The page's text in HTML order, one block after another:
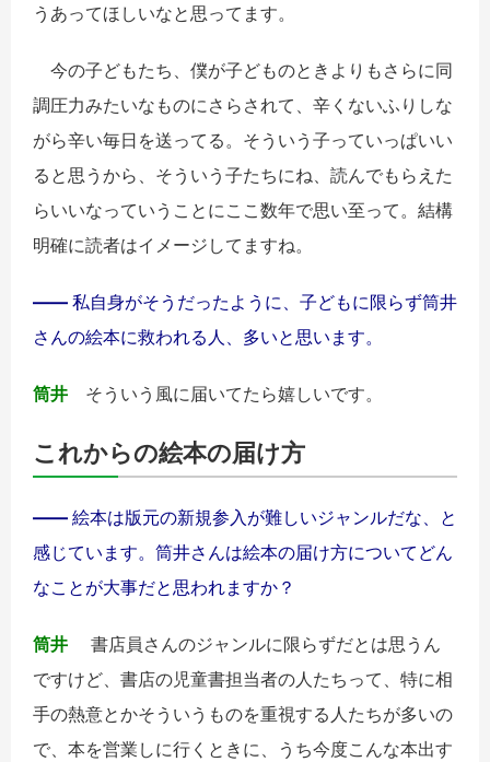
うあってほしいなと思ってます。
今の子どもたち、僕が子どものときよりもさらに同
調圧力みたいなものにさらされて、辛くないふりしな
がら辛い毎日を送ってる。そういう子っていっぱいい
ると思うから、そういう子たちにね、読んでもらえた
らいいなっていうことにここ数年で思い至って。結構
明確に読者はイメージしてますね。
―― 私自身がそうだったように、子どもに限らず筒井
さんの絵本に救われる人、多いと思います。
筒井 そういう風に届いてたら嬉しいです。
これからの絵本の届け方
―― 絵本は版元の新規参入が難しいジャンルだな、と
感じています。筒井さんは絵本の届け方についてどん
なことが大事だと思われますか？
筒井
書店員さんのジャンルに限らずだとは思うん
ですけど、書店の児童書担当者の人たちって、特に相
手の熱意とかそういうものを重視する人たちが多いの
で、本を営業しに行くときに、うち今度こんな本出す